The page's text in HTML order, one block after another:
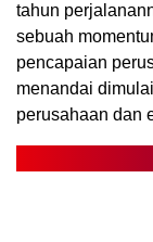
tahun
sebuah
pencapaian
menandai
perusahaan dan